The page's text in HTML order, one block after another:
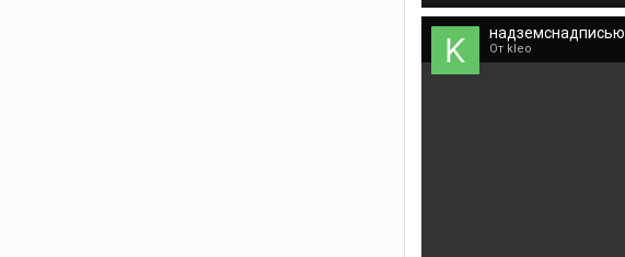
надземснадписью
От kleo